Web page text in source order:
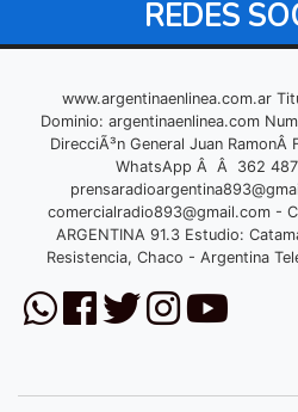
REDES
www.argentinaenlinea.com.ar
Dominio: argentinaenlinea.com
DirecciÃ³n General Juan
WhatsApp Â Â 362
comercialradio893@gmail.com-
ARGENTINA 91.3 Estudio:
Resistencia, Chaco - Argentina